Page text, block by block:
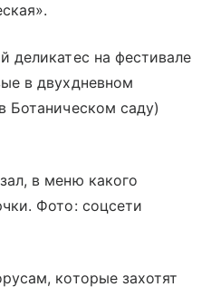
деликатес на фестивале
в двухдневном
Ботаническом саду)
в меню какого
Фото: соцсети
которые захотят